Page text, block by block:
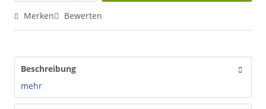
Merken Bewerten
Beschreibung
mehr